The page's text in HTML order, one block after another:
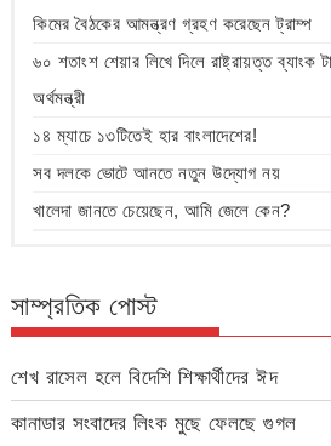
কিমের বৈঠকের আমন্ত্রণ গ্রহণ করেছেন ট্রাম্প
৬০ শতাংশ শেয়ার লিখে দিলে রাষ্ট্রায়ত্ত ব্যাংক
অর্থমন্ত্রী
১৪ ম্যাচে ১৩টিতেই হার বাংলাদেশের!
সব দলকে ভোটে আনতে নতুন উদ্যোগ নয়
খালেদা জানতে চেয়েছেন, আমি জেলে কেন?
সাম্প্রতিক পোস্ট
শেখ রাসেল হলে বিদেশি শিক্ষার্থীদের ঈদ
কানাডার সংবাদের লিংক মুছে ফেলছে গুগল